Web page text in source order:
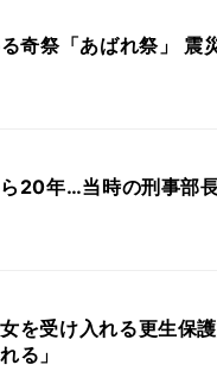
奇祭「あばれ祭」 震
20年…当時の刑事部
を受け入れる更生保
る」